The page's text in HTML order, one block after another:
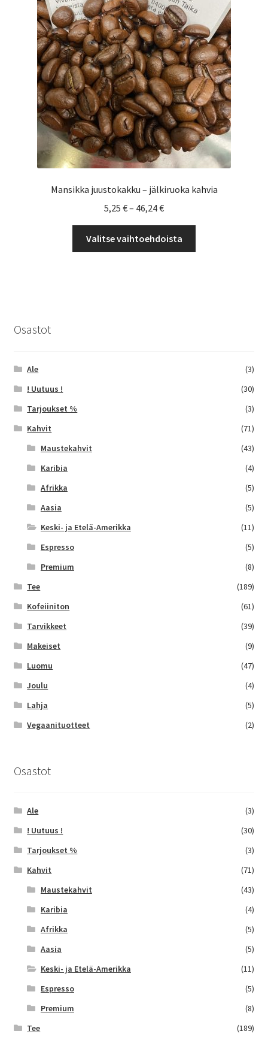
valinnat
tuotteen
sivulla.
Mansikka juustokakku – jälkiruoka kahvia
5,25 €– 46,24€Hintaluokka:
-
46,24 €
Valitse vaihtoehdoista
Osastot
Ale
(3)
! Uutuus !
(30)
Tarjoukset %
(3)
Kahvit
(71)
Maustekahvit
(43)
Karibia
(4)
Afrikka
(5)
Aasia
(5)
Keski- ja Etelä-Amerikka
(11)
Espresso
(5)
Premium
(8)
Tee
(189)
Kofeiiniton
(61)
Tarvikkeet
(39)
Makeiset
(9)
Luomu
(47)
Joulu
(4)
Lahja
(5)
Vegaanituotteet
(2)
Osastot
Ale
(3)
! Uutuus !
(30)
Tarjoukset %
(3)
Kahvit
(71)
Maustekahvit
(43)
Karibia
(4)
Afrikka
(5)
Aasia
(5)
Keski- ja Etelä-Amerikka
(11)
Espresso
(5)
Premium
(8)
Tee
(189)